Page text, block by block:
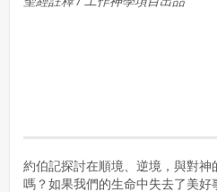
約伯記探討在順境、逆境，與對
嗎？如果我們的生命中失去了美